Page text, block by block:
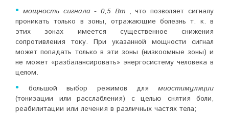
• мощность сигнала - 0,5 Вт , что позволяет сигналу
проникать только в зоны, отражающие болезнь т. к. в
этих зонах имеется существенное снижения
сопротивления току. При указанной мощности сигнал
может попадать только в эти зоны (низкоомные зоны) и
не может «разбалансировать» энергосистему человека в
целом.
•большой выбор режимов длямиостимуляции
(тонизации или расслабления) с целью снятия боли,
реабилитации или лечения в различных частях тела;